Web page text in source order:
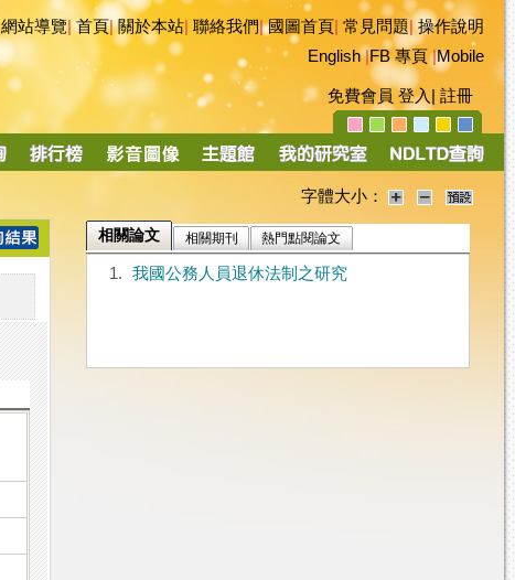
網站導覽|首頁|關於本站 聯絡我們|國圖首頁 常見問題|操作說明
English|FB 專頁|Mobile
免費會員 登入 註冊
字體大小：
相關論文 相關期刊 熱門點閱論文
1. 我國公務人員退休法制之研究